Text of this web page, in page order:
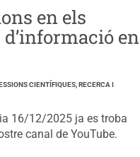
en els
en
CIENTÍFIQUES, RECERCA I
16/12/2025 ja es troba
canal de YouTube.